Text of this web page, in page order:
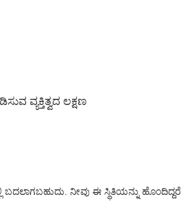
ವ್ಯಕ್ತಿತ್ವದ ಲಕ್ಷಣ
ನೀವು ಈ ಸ್ಥಿತಿಯನ್ನು ಹೊಂದಿದ್ದರೆ,